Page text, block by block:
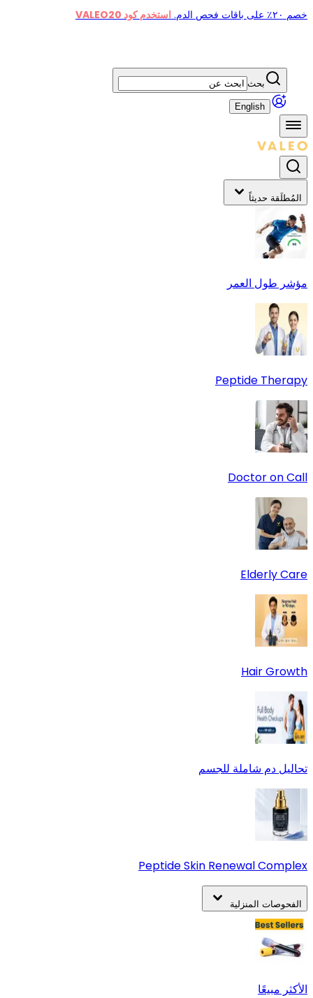
خصم ٢٠٪ على باقات فحص الدم. استخدم كود VALEO20
بحث
English
المُطلَقة حديثاً
مؤشر طول العمر
Peptide Therapy
Doctor on Call
Elderly Care
Hair Growth
تحاليل دم شاملة للجسم
Peptide Skin Renewal Complex
الفحوصات المنزلية
الأكثر مبيعًا